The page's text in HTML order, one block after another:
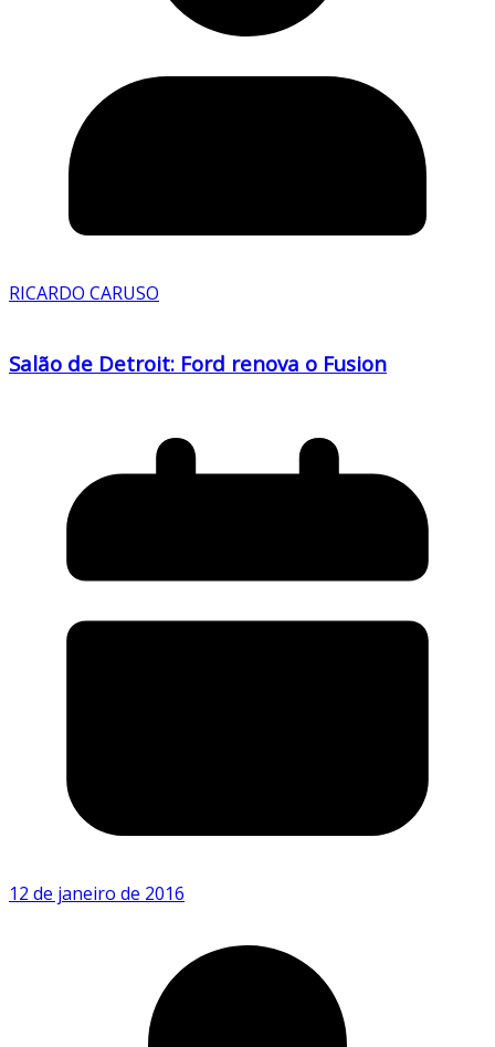
RICARDO CARUSO
Salão de Detroit: Ford renova o Fusion
12 de janeiro de 2016